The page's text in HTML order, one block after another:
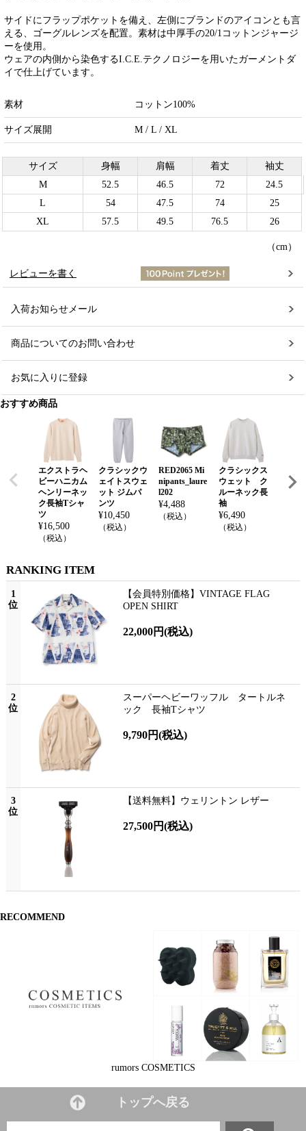
サイドにフラップポケットを備え、左側にブランドのアイコンとも言
える、ゴーグルレンズを配置。素材は中厚手の20/1コットンジャージ
ーを使用。
ウェアの内側から染色するI.C.E.テクノロジーを用いたガーメントダ
イで仕上げています。
素材 コットン100%
サイズ展開 M / L / XL
サイズ 身幅 肩幅 着丈
袖丈
M
52.5 46.5 72
24.5
L
54 47.5 74
25
XL
57.5 49.5 76.5 26
（cm）
レビューを書く
入荷お知らせメール
商品についてのお問い合わせ
お気に入りに登録
おすすめ商品
エクストラヘ
ビーハニカム
ヘンリーネッ
ク長袖Tシャ
ツ
¥16,500
（税込）
クラシックウ
ェイトスウェ
ット ジムパ
ンツ
¥10,450
（税込）
RED2065 Mi
nipants_laure
l202
¥4,488
（税込）
クラシックス
ウェット ク
ルーネック長
袖
¥6,490
（税込）
ーモ
RANKING ITEM
1
位
【会員特別価格】VINTAGE FLAG
OPEN SHIRT
22,000円(税込)
2
位
スーパーヘビーワッフル タートルネ
ック 長袖Tシャツ
9,790円(税込)
3
位
【送料無料】ウェリントン レザー
27,500円(税込)
RECOMMEND
rumors COSMETICS
トップへ戻る